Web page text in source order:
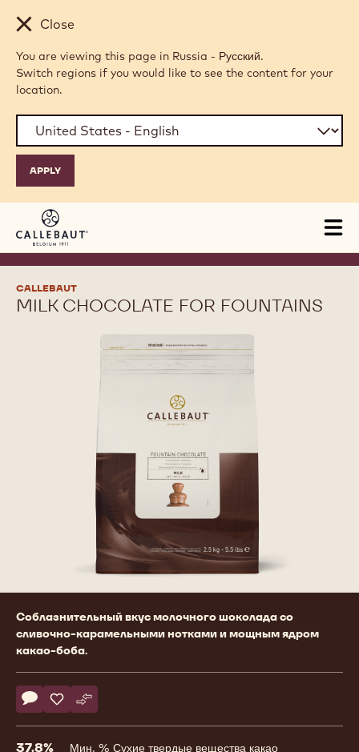
Skip to main content
Close
You are viewing this page in Russia - Русский.
Switch regions if you would like to see the content for your
location.
CALLEBAUT
MILK CHOCOLATE FOR FOUNTAINS
Product
information
Соблазнительный вкус молочного шоколада со
сливочно-карамельными нотками и мощным ядром
какао-боба.
Actions
Напишите комментарий
- Milk chocolate for fountains
Сохранить
- Milk chocolate for fountains
Сравнить
- Milk chocolate for fountains
37.8% Мин. % Сухие твердые вещества какао